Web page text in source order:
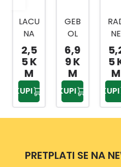
LACU
NA
RUKA
VICA
DIFF
ER
SORT
O
BOJE
10
2,5
5 K
M
KUPI
GEB
OL
RAD
NE
RUKA
VICE
MAS
TERF
LEX
8
6,9
9 K
M
KUPI
NE
ECO
6
5
M
KUPI
PRETPLATI SE NA